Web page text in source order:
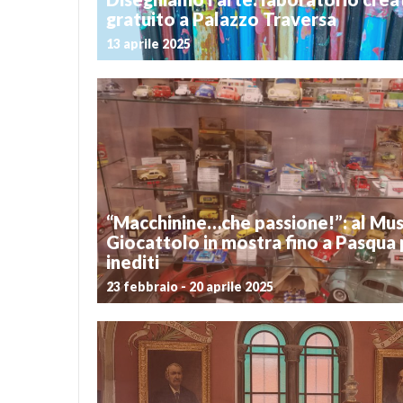
gratuito a Palazzo Traversa
13 aprile 2025
Postato il 31 marzo 2025
In occasione dell’iniziativa “Disegniamo l’arte
dall’associazione Abbonamento Musei,
Palazzo Traversa propone un laboratorio creativo
dai 6 ai 12 anni. Che cosa ci fanno una pelle di
frecce di una tribù amazzonica tra i reperti del […]
“Macchinine…che passione!”: al
Giocattolo in mostra fino a Pasqua
inediti
23 febbraio - 20 aprile 2025
Postato il 18 febbraio 2025
“Macchinine…che passione!” è il titolo della mostra
allestita nei locali del Museo del Giocattolo di Bra,